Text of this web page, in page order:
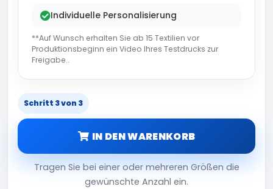
Individuelle Personalisierung
**Auf Wunsch erhalten Sie ab 15 Textilien vor
Produktionsbeginn ein Video Ihres Testdrucks zur
Freigabe..
Schritt 3 von 3
IN DEN WARENKORB
Tragen Sie bei einer oder mehreren Größen die
gewünschte Anzahl ein.